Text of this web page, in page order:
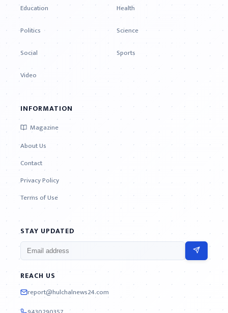
Education
Health
Politics
Science
Social
Sports
Video
INFORMATION
Magazine
About Us
Contact
Privacy Policy
Terms of Use
STAY UPDATED
REACH US
report@hulchalnews24.com